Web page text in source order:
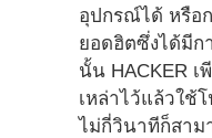
อุปกรณ์ได้ หรือ
ยอดฮิตซึ่งได้มีก
นั้น HACKER เ
เหล่าไว้แล้วใช้
ไม่กี่วินาทีก็สาม